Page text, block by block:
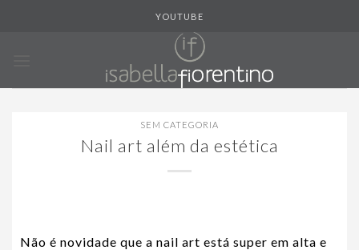
YOUTUBE
SEM CATEGORIA
Nail art além da estética
Não é novidade que a nail art está super em alta e